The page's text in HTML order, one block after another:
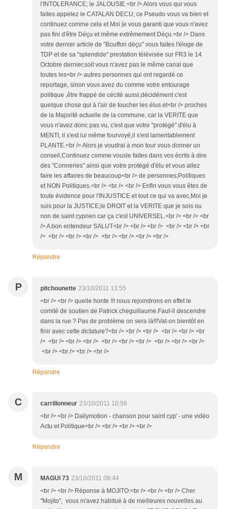
l'INTOLERANCE; le JALOUSIE.<br /> Alors vous qui vous
faites appelez le CATALAN DECU; ce Pseudo vous va bien et
continuez comme cela et Moi je vous garanti que vous n'avez
pas fini d'être Déçu et même extrêmement Déçu.<br /> Dans
votre dernier article de "Bouffon déçu" vous faites l'éloge de
TDP et de sa "splendide" prestation télévisée sur FR3 le 14
Octobre dernier,soit vous n'avez pas le même canal que
toutes les<br /> autres personnes qui ont regardé ce
reportage, sinon vous avez du comme votre entourage
politique ,être frappé de cécité aussi,décidément c'est
quelque chose qui à l'air de toucher les élus et<br /> proches
de la Majorité actuelle de la commune, car la VERITE que
vous n'avez donc pas vu, c'est que votre "protégé" d'élu à
MENTI, il s'est lui même fourvoyé,il s'est lamentablement
PLANTE.<br /> Alors je voudrai à mon tour vous donner un
conseil,Continuez comme vousle faites dans vos écrits à dire
des "Conneries" ainsi que votre protégé d'élu et vous allez
faire les affaires de beaucoup<br /> de personnes;Politiques
et NON Politiques.<br /> <br /> <br /> Enfin vous vous êtes de
toute évidence pour l'INJUSTICE et tout ce qui va avec,Moi je
suis pour la JUSTICE;le DROIT et la VERITE que je sois ou
non de saint cyprien car ça c'est UNIVERSEL.<br /> <br /> <br
/> A bon entendeur SALUT<br /> <br /> <br /> <br /> <br /> <br
/> <br /> <br /> <br /> <br /> <br /> <br /> <br />
Répondre
P pitchounette 23/10/2011 13:55
<br /> <br /> quelle honte !!! nous rejoindrons en effet le
comité de soutien de Patrick cheguillaume.Faut-il descendre
dans la rue ? Pas de problème on sera là!!!Vat-on bientôt en
finir avec cette dictature?<br /> <br /> <br /> <br /> <br /> <br
/> <br /> <br /> <br /> <br /> <br /> <br /> <br /> <br /> <br />
<br /> <br /> <br /> <br />
Répondre
C carrillonneur 23/10/2011 10:58
<br /> <br /> Dailymotion - chanson pour saint cyp' - une vidéo
Actu et Politique<br /> <br /> <br /> <br />
Répondre
M MAGUI 73 23/10/2011 08:44
<br /> <br /> Réponse à MOJITO:<br /> <br /> <br /> Cher
"Mojito", vous m'avez habitué à de meilleures nouvelles au